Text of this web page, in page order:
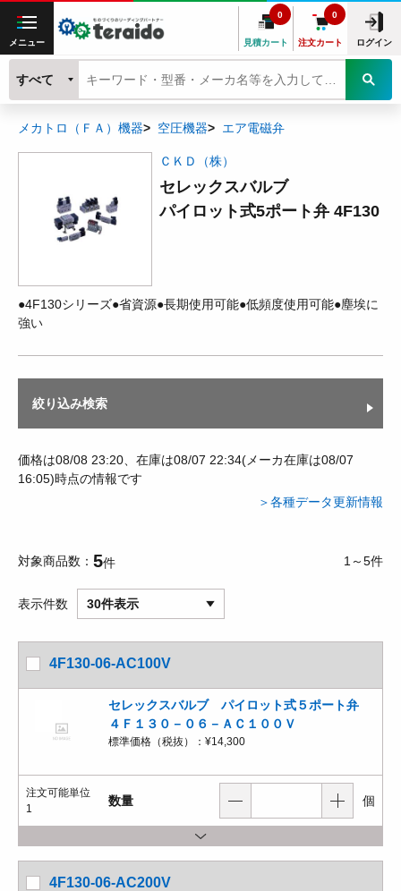
メニュー 見積カート
0
注文カート
0
ログイン
すべて
メカトロ（ＦＡ）機器 空圧機器 エア電磁弁
ＣＫＤ（株）
セレックスバルブ
パイロット式5ポート弁 4F130
●4F130シリーズ●省資源●長期使用可能●低頻度使用可能●塵埃に
強い
絞り込み検索
価格は08/08 23:20、在庫は08/07 22:34(メーカ在庫は08/07
16:05)時点の情報です
＞各種データ更新情報
対象商品数 5件 1～5件
表示件数 30件表示
4F130-06-AC100V
セレックスバルブ パイロット式５ポート弁
４Ｆ１３０－０６－ＡＣ１００Ｖ
標準価格（税抜）： ¥14,300
注文可能単位
1
数量 個
4F130-06-AC200V